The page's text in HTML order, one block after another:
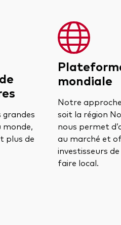
grandes
monde,
plus de
mondiale
Notre
soit la région
nous permet
au marché et
investisseurs
faire local.